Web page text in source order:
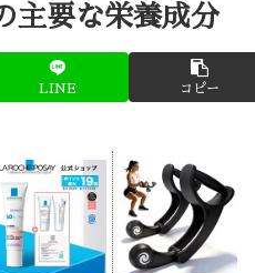
主要な栄養成分
LINE コピー